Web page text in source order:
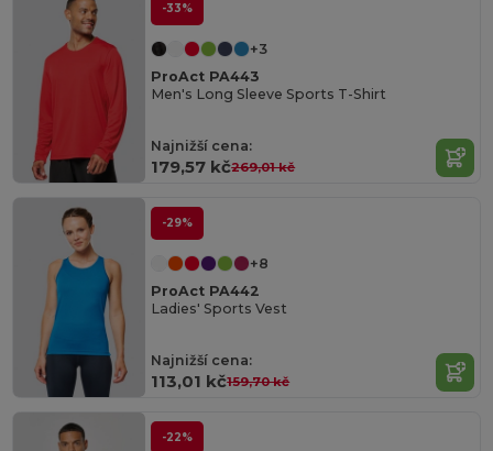
-33%
+3
ProAct PA443
Men's Long Sleeve Sports T-Shirt
Najnižší cena:
179,57 kč269,01 kč
-29%
+8
ProAct PA442
Ladies' Sports Vest
Najnižší cena:
113,01 kč159,70 kč
-22%